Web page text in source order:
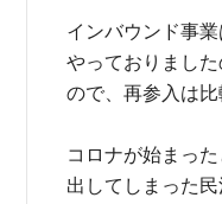
インバウンド事
やっておりまし
ので、再参入は比
コロナが始まっ
出してしまった